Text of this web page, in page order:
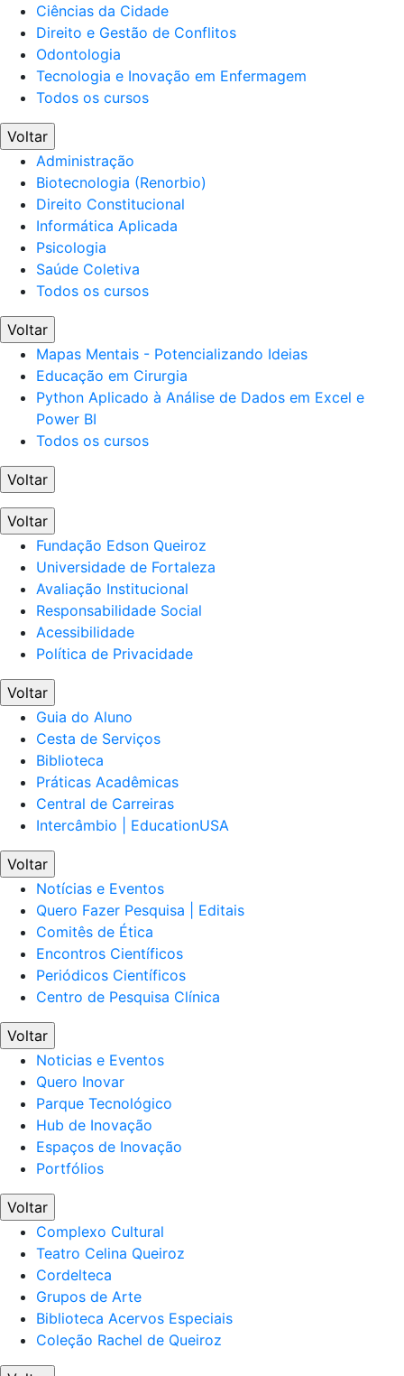
Ciências da Cidade
Direito e Gestão de Conflitos
Odontologia
Tecnologia e Inovação em Enfermagem
Todos os cursos
Voltar
Administração
Biotecnologia (Renorbio)
Direito Constitucional
Informática Aplicada
Psicologia
Saúde Coletiva
Todos os cursos
Voltar
Mapas Mentais - Potencializando Ideias
Educação em Cirurgia
Python Aplicado à Análise de Dados em Excel e
Power BI
Todos os cursos
Voltar
Voltar
Fundação Edson Queiroz
Universidade de Fortaleza
Avaliação Institucional
Responsabilidade Social
Acessibilidade
Política de Privacidade
Voltar
Guia do Aluno
Cesta de Serviços
Biblioteca
Práticas Acadêmicas
Central de Carreiras
Intercâmbio | EducationUSA
Voltar
Notícias e Eventos
Quero Fazer Pesquisa | Editais
Comitês de Ética
Encontros Científicos
Periódicos Científicos
Centro de Pesquisa Clínica
Voltar
Noticias e Eventos
Quero Inovar
Parque Tecnológico
Hub de Inovação
Espaços de Inovação
Portfólios
Voltar
Complexo Cultural
Teatro Celina Queiroz
Cordelteca
Grupos de Arte
Biblioteca Acervos Especiais
Coleção Rachel de Queiroz